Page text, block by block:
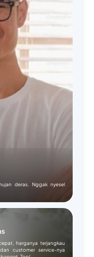
deras. Nggak nyesel
harganya terjangkau
customer service-nya